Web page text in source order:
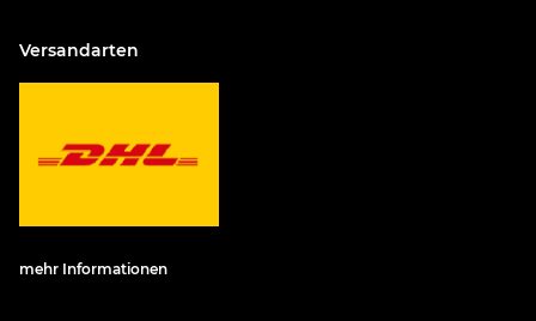
Versandarten
mehr Informationen